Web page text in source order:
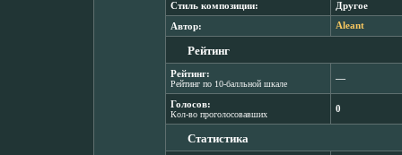
Стиль композиции: Другое
Автор: Aleant
Рейтинг
Рейтинг:
Рейтинг по 10-балльной шкале
―
Голосов:
Кол-во проголосовавших
0
Статистика